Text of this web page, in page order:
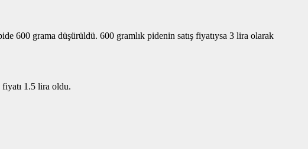
600 grama düşürüldü. 600 gramlık pidenin satış fiyatıysa 3 lira olarak
fiyatı 1.5 lira oldu.